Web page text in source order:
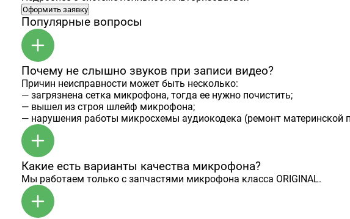
Оформить заявку
Популярные вопросы
Почему не слышно звуков при записи видео?
Причин неисправности может быть несколько:
— загрязнена сетка микрофона, тогда ее нужно почистить;
— вышел из строя шлейф микрофона;
— нарушения работы микросхемы аудиокодека (ремонт материнской
Какие есть варианты качества микрофона?
Мы работаем только с запчастями микрофона класса ORIGINAL.